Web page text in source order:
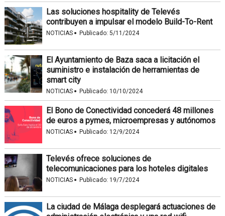
Las soluciones hospitality de Televés
contribuyen a impulsar el modelo Build-To-Rent
NOTICIAS · Publicado: 5/11/2024
El Ayuntamiento de Baza saca a licitación el
suministro e instalación de herramientas de
smart city
NOTICIAS · Publicado: 10/10/2024
El Bono de Conectividad concederá 48 millones
de euros a pymes, microempresas y autónomos
NOTICIAS · Publicado: 12/9/2024
Televés ofrece soluciones de
telecomunicaciones para los hoteles digitales
NOTICIAS · Publicado: 19/7/2024
La ciudad de Málaga desplegará actuaciones de